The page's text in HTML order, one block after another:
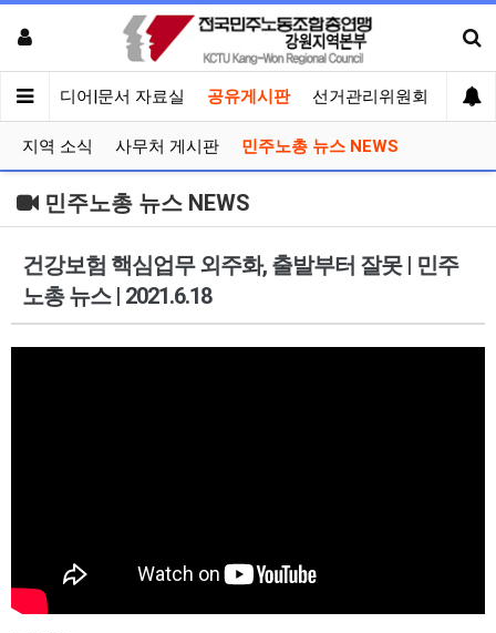
견 미디어|문서 자료실 공유게시판 선거관리위원회
지역 소식 사무처 게시판 민주노총 뉴스 NEWS
민주노총 뉴스 NEWS
건강보험 핵심업무 외주화, 출발부터 잘못 | 민주
노총 뉴스 | 2021.6.18